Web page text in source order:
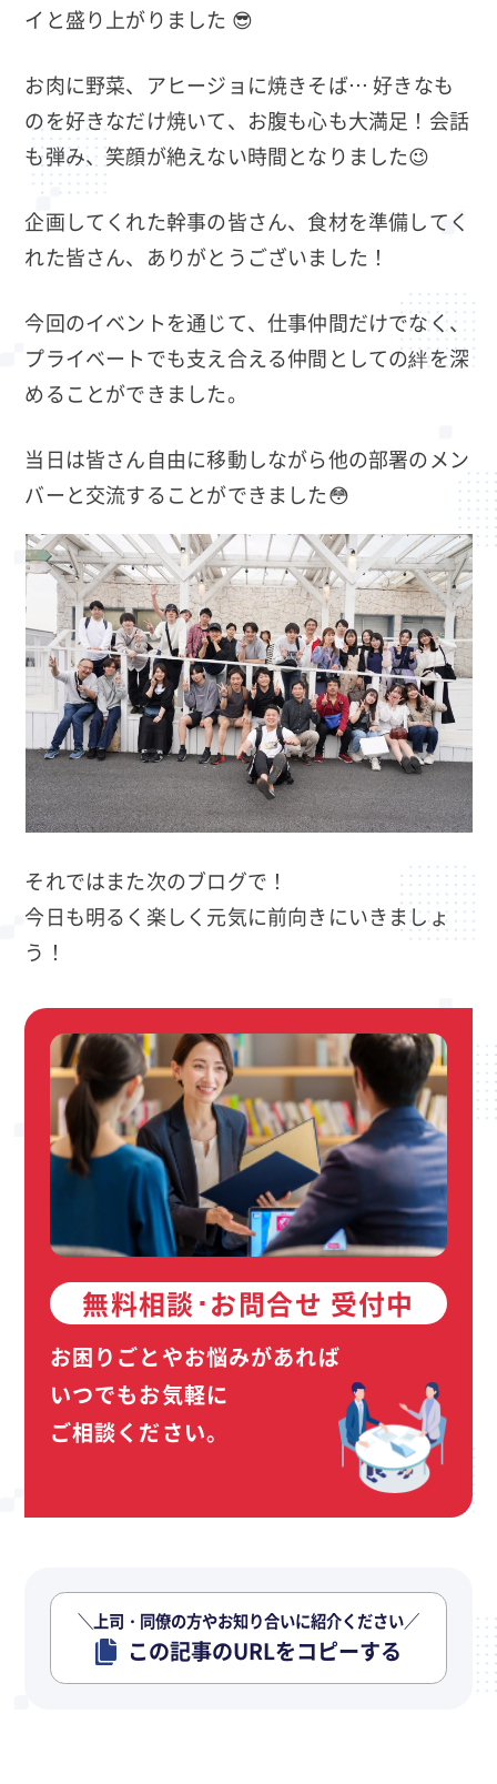
イと盛り上がりました 😎
お肉に野菜、アヒージョに焼きそば… 好きなも
のを好きなだけ焼いて、お腹も心も大満足！会話
も弾み、笑顔が絶えない時間となりました😉
企画してくれた幹事の皆さん、食材を準備してく
れた皆さん、ありがとうございました！
今回のイベントを通じて、仕事仲間だけでなく、
プライベートでも支え合える仲間としての絆を深
めることができました。
当日は皆さん自由に移動しながら他の部署のメン
バーと交流することができました😳
それではまた次のブログで！
今日も明るく楽しく元気に前向きにいきましょ
う！
無料相談･お問合せ 受付中
お困りごとやお悩みがあれば
いつでもお気軽に
ご相談ください。
＼上司・同僚の方やお知り合いに紹介ください／
この記事のURLをコピーする